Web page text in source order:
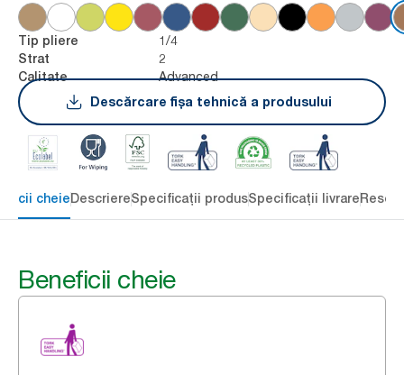
Tip pliere 1/4
Strat 2
Calitate
Advanced
Descărcare fișa tehnică a produsului
cheieDescriereSpecificații produsSpecificații livrare
Beneficii cheie